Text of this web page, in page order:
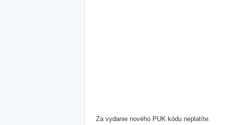
Za vydanie nového PUK kódu neplatíte.